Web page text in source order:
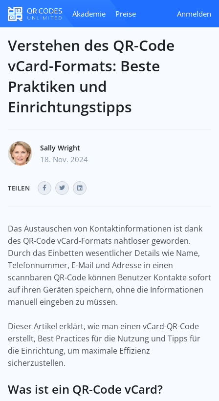
Akademie Preise Anmelden
Verstehen des QR-Code
vCard-Formats: Beste
Praktiken und
Einrichtungstipps
Sally Wright
18. Nov. 2024
TEILEN
Das Austauschen von Kontaktinformationen ist dank
des QR-Code vCard-Formats nahtloser geworden.
Durch das Einbetten wesentlicher Details wie Name,
Telefonnummer, E-Mail und Adresse in einen
scannbaren QR-Code können Benutzer Kontakte sofort
auf ihren Geräten speichern, ohne die Informationen
manuell eingeben zu müssen.
Dieser Artikel erklärt, wie man einen vCard-QR-Code
erstellt, Best Practices für die Nutzung und Tipps für
die Einrichtung, um maximale Effizienz
sicherzustellen.
Was ist ein QR-Code vCard?